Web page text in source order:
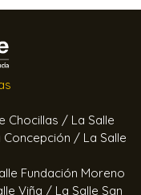
Chocillas / La Salle
Concepción / La Salle
Fundación Moreno
Viña / La Salle San